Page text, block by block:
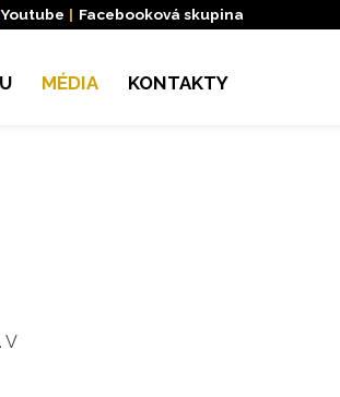
Youtube | Facebooková skupina
MÉDIA KONTAKTY
V